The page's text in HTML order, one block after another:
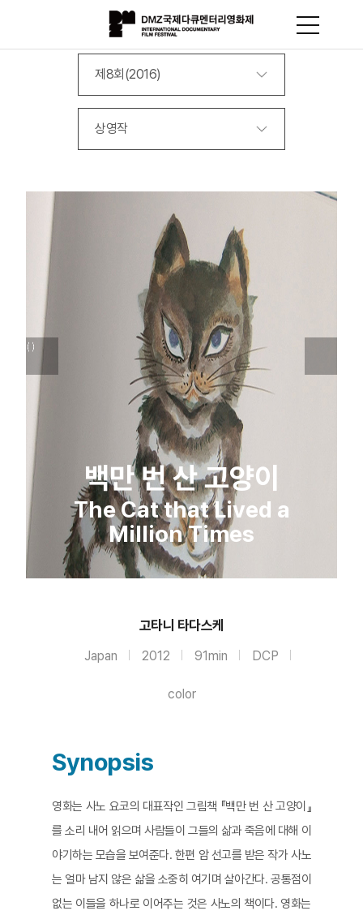
제8회(2016)
상영작
백만 번 산 고양이
The Cat that Lived a
Million Times
고타니 타다스케
Japan 2012 91min DCP
color
Synopsis
영화는 사노 요코의 대표작인 그림책 『백만 번 산 고양이』
를 소리 내어 읽으며 사람들이 그들의 삶과 죽음에 대해 이
야기하는 모습을 보여준다. 한편 암 선고를 받은 작가 사노
는 얼마 남지 않은 삶을 소중히 여기며 살아간다. 공통점이
없는 이들을 하나로 이어주는 것은 사노의 책이다. 영화는